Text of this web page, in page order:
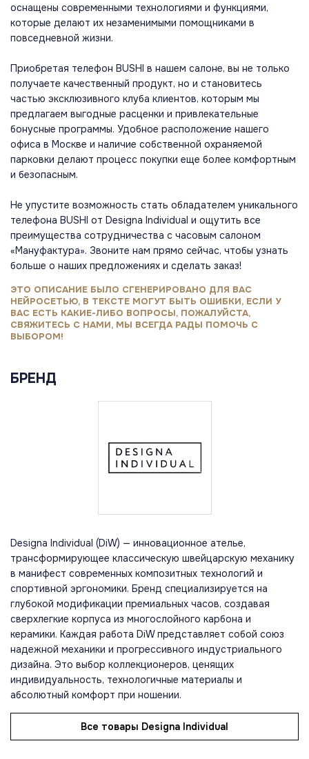
оснащены современными технологиями и функциями,
которые делают их незаменимыми помощниками в
повседневной жизни.
Приобретая телефон BUSHI в нашем салоне, вы не только
получаете качественный продукт, но и становитесь
частью эксклюзивного клуба клиентов, которым мы
предлагаем выгодные расценки и привлекательные
бонусные программы. Удобное расположение нашего
офиса в Москве и наличие собственной охраняемой
парковки делают процесс покупки еще более комфортным
и безопасным.
Не упустите возможность стать обладателем уникального
телефона BUSHI от Designa Individual и ощутить все
преимущества сотрудничества с часовым салоном
«Мануфактура». Звоните нам прямо сейчас, чтобы узнать
больше о наших предложениях и сделать заказ!
ЭТО ОПИСАНИЕ БЫЛО СГЕНЕРИРОВАНО ДЛЯ ВАС
НЕЙРОСЕТЬЮ, В ТЕКСТЕ МОГУТ БЫТЬ ОШИБКИ, ЕСЛИ У
ВАС ЕСТЬ КАКИЕ-ЛИБО ВОПРОСЫ, ПОЖАЛУЙСТА,
СВЯЖИТЕСЬ С НАМИ, МЫ ВСЕГДА РАДЫ ПОМОЧЬ С
ВЫБОРОМ!
БРЕНД
Designa Individual (DiW) — инновационное ателье,
трансформирующее классическую швейцарскую механику
в манифест современных композитных технологий и
спортивной эргономики. Бренд специализируется на
глубокой модификации премиальных часов, создавая
сверхлегкие корпуса из многослойного карбона и
керамики. Каждая работа DiW представляет собой союз
надежной механики и прогрессивного индустриального
дизайна. Это выбор коллекционеров, ценящих
индивидуальность, технологичные материалы и
абсолютный комфорт при ношении.
Все товары Designa Individual